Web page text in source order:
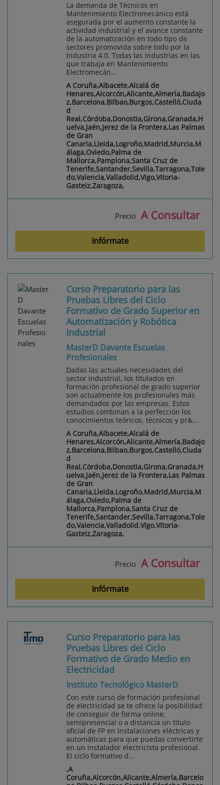
La demanda de Técnicos en
Mantenimiento Electromecánico está
asegurada por el aumento constante la
actividad industrial y el avance constante
de la automatización en todo tipo de
sectores promovida sobre todo por la
Industria 4.0. Todas las industrias en las
que trabaja en Mantenimiento
Electromecán...
A Coruña,Albacete,Alcalá de
Henares,Alcorcón,Alicante,Almería,Badajo
z,Barcelona,Bilbao,Burgos,Castelló,Ciuda
d
Real,Córdoba,Donostia,Girona,Granada,H
uelva,Jaén,Jerez de la Frontera,Las Palmas
de Gran
Canaria,Lleida,Logroño,Madrid,Murcia,M
álaga,Oviedo,Palma de
Mallorca,Pamplona,Santa Cruz de
Tenerife,Santander,Sevilla,Tarragona,Tole
do,Valencia,Valladolid,Vigo,Vitoria-
Gasteiz,Zaragoza,
Precio A Consultar
Infórmate
Curso Preparatorio para las
Pruebas Libres del Ciclo
Formativo de Grado Superior en
Automatización y Robótica
Industrial
MasterD Davante Escuelas
Profesionales
Dadas las actuales necesidades del
sector industrial, los titulados en
formación profesional de grado superior
son actualmente los profesionales más
demandados por las empresas. Estos
estudios combinan a la perfección los
conocimientos teóricos, técnicos y pr&...
A Coruña,Albacete,Alcalá de
Henares,Alcorcón,Alicante,Almería,Badajo
z,Barcelona,Bilbao,Burgos,Castelló,Ciuda
d
Real,Córdoba,Donostia,Girona,Granada,H
uelva,Jaén,Jerez de la Frontera,Las Palmas
de Gran
Canaria,Lleida,Logroño,Madrid,Murcia,M
álaga,Oviedo,Palma de
Mallorca,Pamplona,Santa Cruz de
Tenerife,Santander,Sevilla,Tarragona,Tole
do,Valencia,Valladolid,Vigo,Vitoria-
Gasteiz,Zaragoza,
Precio A Consultar
Infórmate
Curso Preparatorio para las
Pruebas Libres del Ciclo
Formativo de Grado Medio en
Electricidad
Instituto Tecnológico MasterD
Con este curso de formación profesional
de electricidad se te ofrece la posibilidad
de conseguir de forma online,
semipresencial o a distancia un título
oficial de FP en instalaciones eléctricas y
automáticas para que puedas convertirte
en un instalador electricista profesional.
El ciclo formativo d...
,A
Coruña,Alcorcón,Alicante,Almería,Barcelo